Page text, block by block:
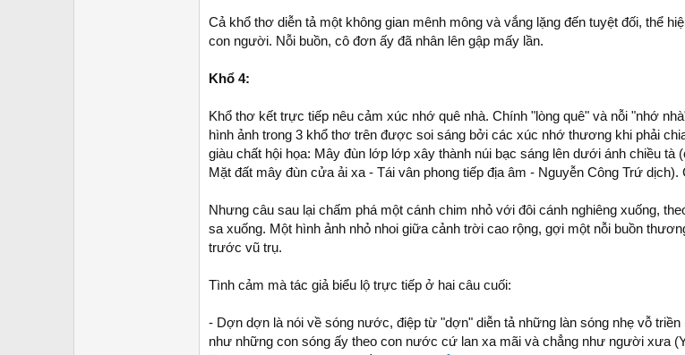
Cả khổ thơ diễn tả một không gian mênh mông và vắng lặng đến tuyệt đối, thể
con người. Nỗi buồn, cô đơn ấy đã nhân lên gập mấy lần.
Khổ 4:
Khổ thơ kết trực tiếp nêu cảm xúc nhớ quê nhà. Chính "lòng quê" và nỗi "nhớ
hình ảnh trong 3 khổ thơ trên được soi sáng bởi các xúc nhớ thương khi phải
giàu chất hội họa: Mây đùn lớp lớp xây thành núi bạc sáng lên dưới ánh chiều tà
Mặt đất mây đùn cửa ải xa - Tái vân phong tiếp địa âm - Nguyễn Công Trứ
Nhưng câu sau lại chấm phá một cánh chim nhỏ với đôi cánh nghiêng xuống,
sa xuống. Một hình ảnh nhỏ nhoi giữa cảnh trời cao rộng, gợi một nỗi buồn
trước vũ trụ.
Tình cảm mà tác giả biểu lộ trực tiếp ở hai câu cuối:
- Dợn dợn là nói về sóng nước, điệp từ "dợn" diễn tả những làn sóng nhẹ vỗ
như những con sóng ấy theo con nước cứ lan xa mãi và chẳng như người xưa